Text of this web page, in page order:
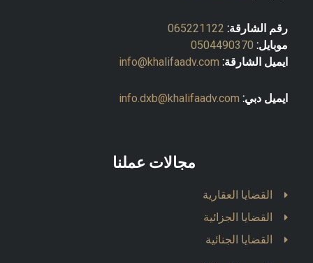
رقم الشارقة: 065221122
موبايل: 0504490370
ايميل الشارقة: info@khalifaadv.com
ايميل دبي: info.dxb@khalifaadv.com
مجالات عملنا
القضايا العقارية
القضايا الجزائية
القضايا الجنائية